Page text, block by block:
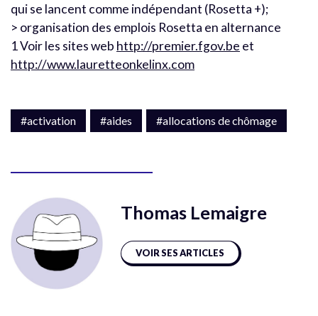
qui se lancent comme indépendant (Rosetta +);
> organisation des emplois Rosetta en alternance
1 Voir les sites web http://premier.fgov.be et
http://www.lauretteonkelinx.com
#activation #aides #allocations de chômage
Thomas Lemaigre
VOIR SES ARTICLES